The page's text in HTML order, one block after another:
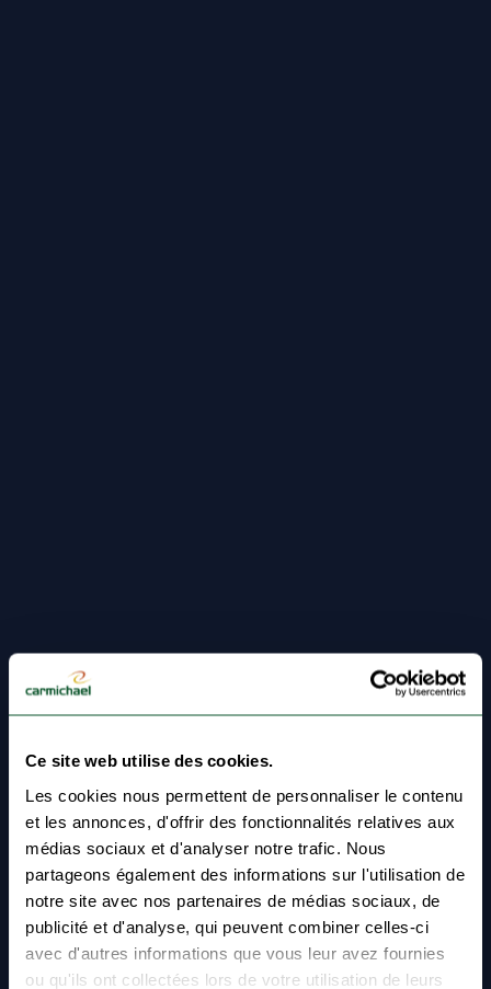
Ce site web utilise des cookies.
Les cookies nous permettent de personnaliser le contenu
et les annonces, d'offrir des fonctionnalités relatives aux
médias sociaux et d'analyser notre trafic. Nous
partageons également des informations sur l'utilisation de
notre site avec nos partenaires de médias sociaux, de
publicité et d'analyse, qui peuvent combiner celles-ci
avec d'autres informations que vous leur avez fournies
ou qu'ils ont collectées lors de votre utilisation de leurs